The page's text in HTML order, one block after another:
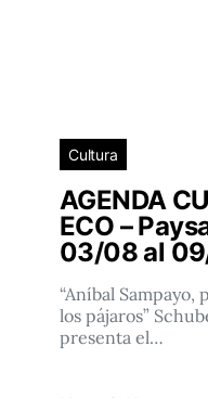
Cultura
AGENDA
ECO –
03/08 al
“Aníbal Sampayo,
los pájaros”
presenta el…